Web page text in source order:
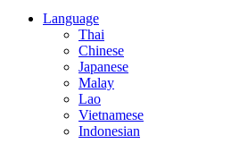
Language
Thai
Chinese
Japanese
Malay
Lao
Vietnamese
Indonesian